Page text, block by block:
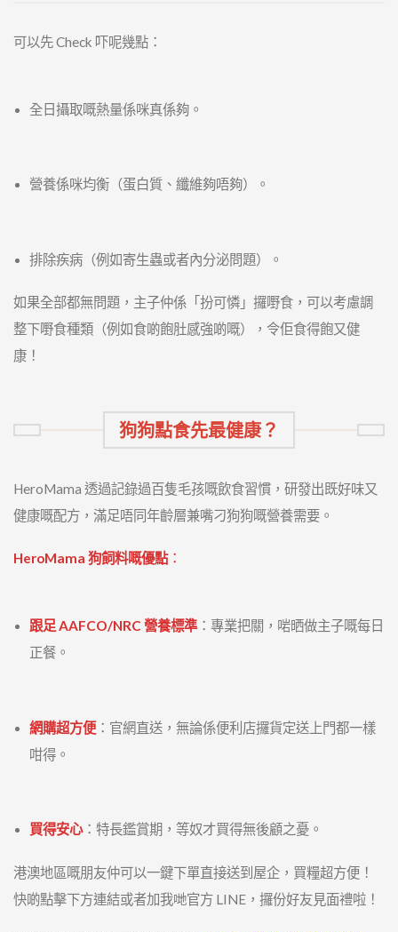
可以先 Check 吓呢幾點：
全日攝取嘅熱量係咪真係夠。
營養係咪均衡（蛋白質、纖維夠唔夠）。
排除疾病（例如寄生蟲或者內分泌問題）。
如果全部都無問題，主子仲係「扮可憐」攞嘢食，可以考慮調
整下嘢食種類（例如食啲飽肚感強啲嘅），令佢食得飽又健
康！
狗狗點食先最健康？
HeroMama 透過記錄過百隻毛孩嘅飲食習慣，研發出既好味又
健康嘅配方，滿足唔同年齡層兼嘴刁狗狗嘅營養需要。
HeroMama 狗飼料嘅優點：
跟足 AAFCO/NRC 營養標準：專業把關，啱晒做主子嘅每日
正餐。
網購超方便：官網直送，無論係便利店攞貨定送上門都一樣
咁得。
買得安心：特長鑑賞期，等奴才買得無後顧之憂。
港澳地區嘅朋友仲可以一鍵下單直接送到屋企，買糧超方便！
快啲點擊下方連結或者加我哋官方 LINE，攞份好友見面禮啦！